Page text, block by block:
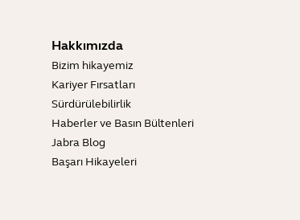
Hakkımızda
Bizim hikayemiz
Kariyer Fırsatları
Sürdürülebilirlik
Haberler ve Basın Bültenleri
Jabra Blog
Başarı Hikayeleri